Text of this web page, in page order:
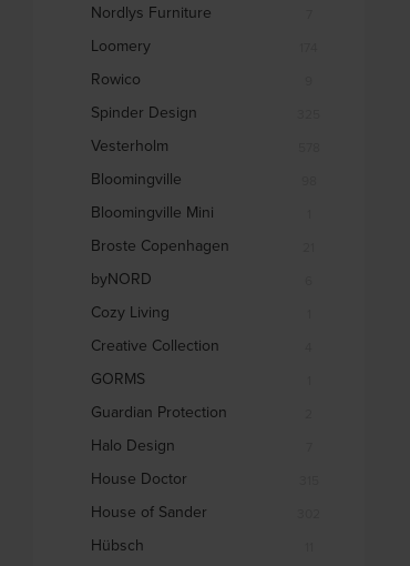
Nordlys Furniture
Loomery
Rowico
Spinder Design
Vesterholm
Bloomingville
Bloomingville Mini
Broste Copenhagen
byNORD
Cozy Living
Creative Collection
GORMS
Guardian Protection
Halo Design
House Doctor
House of Sander
Hübsch